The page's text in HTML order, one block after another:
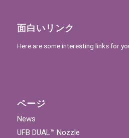
面白いリンク
Here are some interesting links for
ページ
News
UFB DUAL™ Nozzle